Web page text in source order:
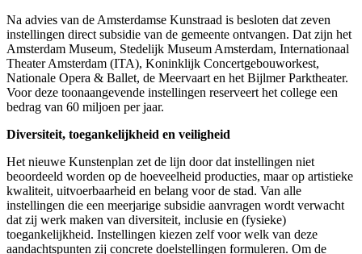
Na advies van de Amsterdamse Kunstraad is besloten dat zeven
instellingen direct subsidie van de gemeente ontvangen. Dat zijn het
Amsterdam Museum, Stedelijk Museum Amsterdam, Internationaal
Theater Amsterdam (ITA), Koninklijk Concertgebouworkest,
Nationale Opera & Ballet, de Meervaart en het Bijlmer Parktheater.
Voor deze toonaangevende instellingen reserveert het college een
bedrag van 60 miljoen per jaar.
Diversiteit, toegankelijkheid en veiligheid
Het nieuwe Kunstenplan zet de lijn door dat instellingen niet
beoordeeld worden op de hoeveelheid producties, maar op artistieke
kwaliteit, uitvoerbaarheid en belang voor de stad. Van alle
instellingen die een meerjarige subsidie aanvragen wordt verwacht
dat zij werk maken van diversiteit, inclusie en (fysieke)
toegankelijkheid. Instellingen kiezen zelf voor welk van deze
aandachtspunten zij concrete doelstellingen formuleren. Om de